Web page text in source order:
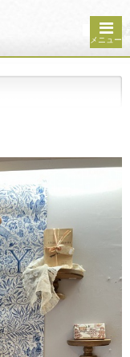
メニュー